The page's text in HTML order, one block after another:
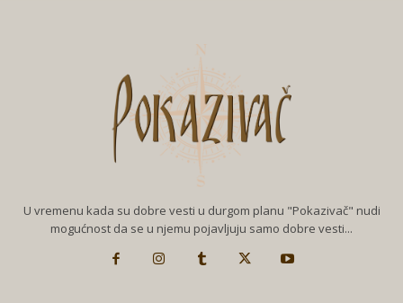
U vremenu kada su dobre vesti u durgom planu "Pokazivač" nudi
mogućnost da se u njemu pojavljuju samo dobre vesti...